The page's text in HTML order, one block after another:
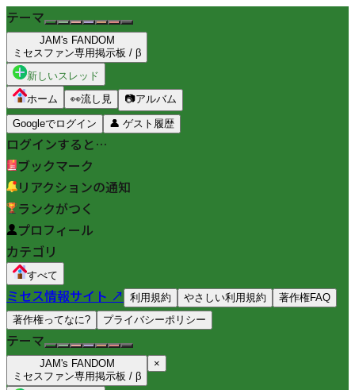
テーマ
JAM's FANDOM
ミセスファン専用掲示板 / β
新しいスレッド
ホーム
👀流し見 📷アルバム
Googleでログイン 👤 ゲスト履歴
ログインすると…
ブックマーク
リアクションの通知
ランクがつく
プロフィール
カテゴリ
すべて
ミセス情報サイト ↗ 利用規約 やさしい利用規約
著作権FAQ
著作権ってなに?
プライバシーポリシー
テーマ
JAM's FANDOM
ミセスファン専用掲示板 / β
×